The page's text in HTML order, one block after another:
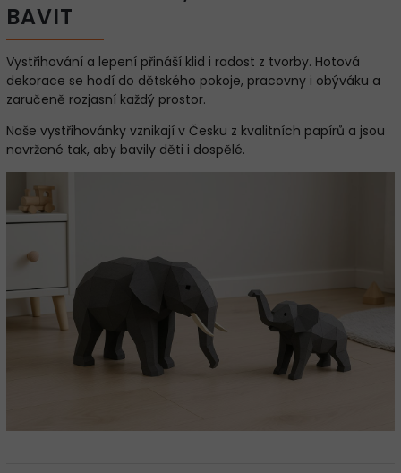
BAVIT
Vystřihování a lepení přináší klid i radost z tvorby. Hotová
dekorace se hodí do dětského pokoje, pracovny i obýváku a
zaručeně rozjasní každý prostor.
Naše vystřihovánky vznikají v Česku z kvalitních papírů a jsou
navržené tak, aby bavily děti i dospělé.